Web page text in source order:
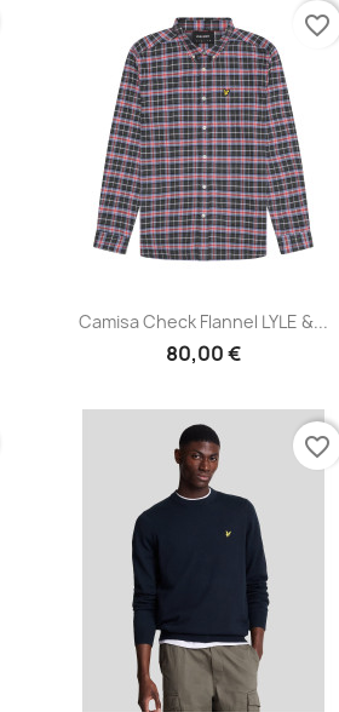
Vista rápida
Camisa Check Flannel LYLE &...
80,00 €
favorite_border
favorite_border